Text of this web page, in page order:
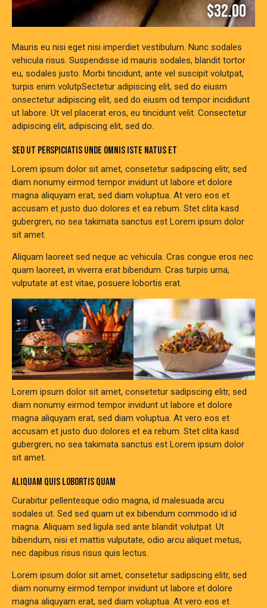
$32.00
Mauris eu nisi eget nisi imperdiet vestibulum. Nunc sodales
vehicula risus. Suspendisse id mauris sodales, blandit tortor
eu, sodales justo. Morbi tincidunt, ante vel suscipit volutpat,
turpis enim volutpSectetur adipiscing elit, sed do eiusm
onsectetur adipiscing elit, sed do eiusm od tempor incididunt
ut labore. Ut vel placerat eros, eu tincidunt velit. Consectetur
adipiscing elit, adipiscing elit, sed do.
SED UT PERSPICIATIS UNDE OMNIS ISTE NATUS ET
Lorem ipsum dolor sit amet, consetetur sadipscing elitr, sed
diam nonumy eirmod tempor invidunt ut labore et dolore
magna aliquyam erat, sed diam voluptua. At vero eos et
accusam et justo duo dolores et ea rebum. Stet clita kasd
gubergren, no sea takimata sanctus est Lorem ipsum dolor
sit amet.
Aliquam laoreet sed neque ac vehicula. Cras congue eros nec
quam laoreet, in viverra erat bibendum. Cras turpis urna,
vulputate at est vitae, posuere lobortis erat.
Lorem ipsum dolor sit amet, consetetur sadipscing elitr, sed
diam nonumy eirmod tempor invidunt ut labore et dolore
magna aliquyam erat, sed diam voluptua. At vero eos et
accusam et justo duo dolores et ea rebum. Stet clita kasd
gubergren, no sea takimata sanctus est Lorem ipsum dolor
sit amet.
ALIQUAM QUIS LOBORTIS QUAM
Curabitur pellentesque odio magna, id malesuada arcu
sodales ut. Sed sed quam ut ex bibendum commodo id id
magna. Aliquam sed ligula sed ante blandit volutpat. Ut
bibendum, nisi et mattis vulputate, odio arcu aliquet metus,
nec dapibus risus risus quis lectus.
Lorem ipsum dolor sit amet, consetetur sadipscing elitr, sed
diam nonumy eirmod tempor invidunt ut labore et dolore
magna aliquyam erat, sed diam voluptua. At vero eos et